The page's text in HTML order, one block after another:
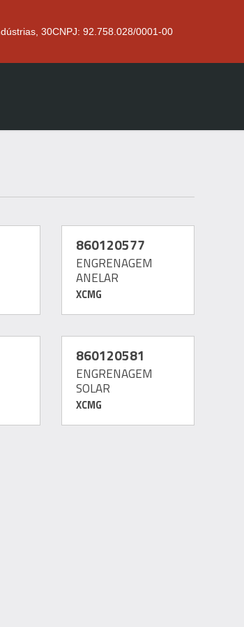
30CNPJ: 92.758.028/0001-00
860120577
ENGRENAGEM
ANELAR
XCMG
860120581
ENGRENAGEM
SOLAR
XCMG